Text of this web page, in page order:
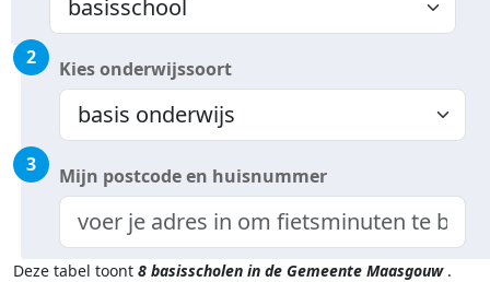
2 Kies onderwijssoort
3 Mijn postcode en huisnummer
Deze tabel toont 8 basisscholen in de Gemeente Maasgouw .